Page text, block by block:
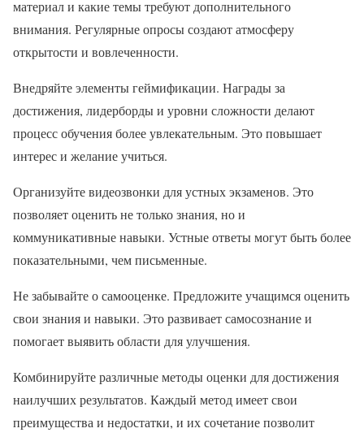
материал и какие темы требуют дополнительного
внимания. Регулярные опросы создают атмосферу
открытости и вовлеченности.
Внедряйте элементы геймификации. Награды за
достижения, лидерборды и уровни сложности делают
процесс обучения более увлекательным. Это повышает
интерес и желание учиться.
Организуйте видеозвонки для устных экзаменов. Это
позволяет оценить не только знания, но и
коммуникативные навыки. Устные ответы могут быть более
показательными, чем письменные.
Не забывайте о самооценке. Предложите учащимся оценить
свои знания и навыки. Это развивает самосознание и
помогает выявить области для улучшения.
Комбинируйте различные методы оценки для достижения
наилучших результатов. Каждый метод имеет свои
преимущества и недостатки, и их сочетание позволит